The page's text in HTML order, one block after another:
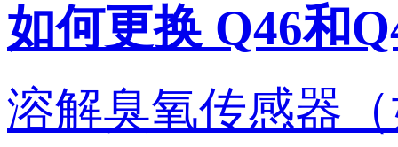
如何更换 Q46和
溶解臭氧传感器